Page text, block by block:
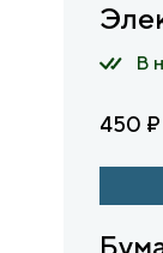
В
450 ₽